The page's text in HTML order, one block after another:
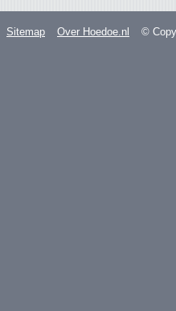
Sitemap Over Hoedoe.nl ©